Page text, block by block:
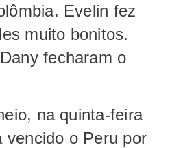
Evelin fez
muito bonitos.
fecharam o
na quinta-feira
vencido o Peru por